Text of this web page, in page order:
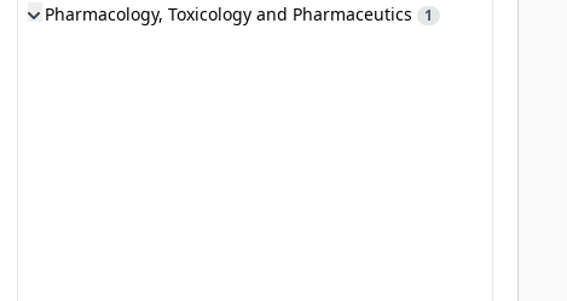
Pharmacology, Toxicology and Pharmaceutics 1